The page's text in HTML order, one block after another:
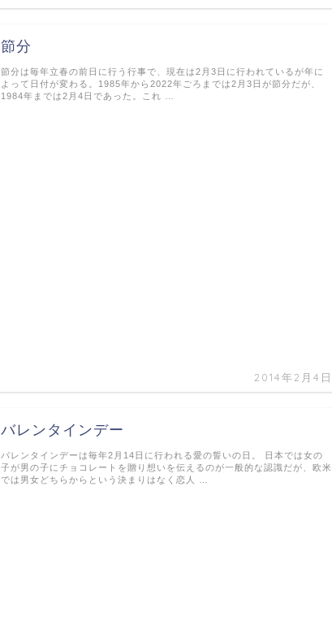
節分
2014年2月4日
節分は毎年立春の前日に行う行事で、現在は2月3日に行われているが年に
よって日付が変わる。1985年から2022年ごろまでは2月3日が節分だが、
1984年までは2月4日であった。これ …
バレンタインデー
バレンタインデーは毎年2月14日に行われる愛の誓いの日。 日本では女の
子が男の子にチョコレートを贈り想いを伝えるのが一般的な認識だが、欧米
では男女どちらからという決まりはなく恋人 …